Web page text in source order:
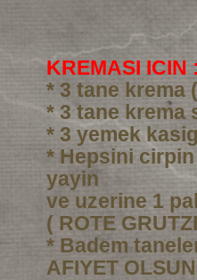
KREMASI ICIN
* 3 tane krema
* 3 tane krema
* 3 yemek
* Hepsini
yayin
ve uzerine 1
( ROTE
* Badem
AFIYET OLSUN